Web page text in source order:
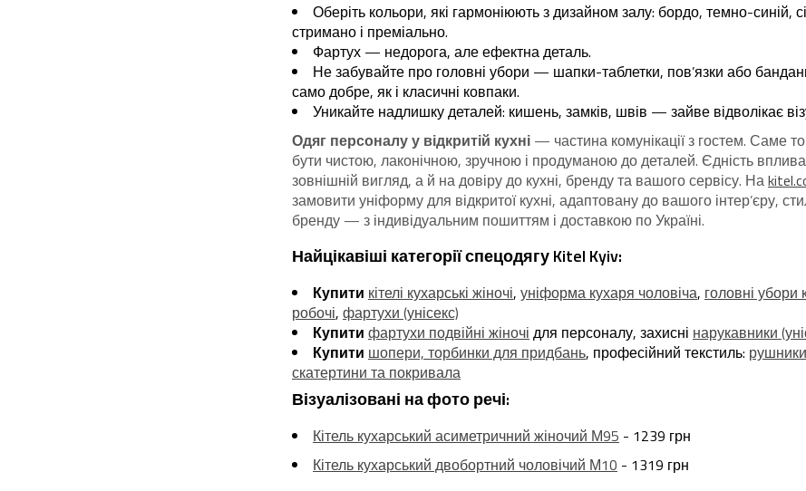
Оберіть кольори, які гармоніюють з дизайном залу: бордо, темно-синій,
стримано і преміально.
Фартух — недорога, але ефектна деталь.
Не забувайте про головні убори — шапки-таблетки, пов’язки або
само добре, як і класичні ковпаки.
Уникайте надлишку деталей: кишень, замків, швів — зайве відволікає
Одяг персоналу у відкритій кухні — частина комунікації з гостем. Саме
бути чистою, лаконічною, зручною і продуманою до деталей. Єдність
зовнішній вигляд, а й на довіру до кухні, бренду та вашого сервісу. На
замовити уніформу для відкритої кухні, адаптовану до вашого інтер’єру,
бренду — з індивідуальним пошиттям і доставкою по Україні.
Найцікавіші категорії спецодягу Kitel Kyiv:
Купити кітелі кухарські жіночі, уніформа кухаря чоловіча, головні убори
робочі, фартухи (унісекс)
Купити фартухи подвійні жіночі для персоналу, захисні нарукавники
Купити шопери, торбинки для придбань, професійний текстиль:
скатертини та покривала
Візуалізовані на фото речі:
Кітель кухарський асиметричний жіночий М95 - 1239 грн
Кітель кухарський двобортний чоловічий М10 - 1319 грн